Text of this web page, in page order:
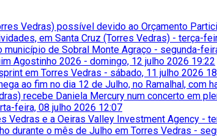
Vedras) possível devido ao Orçamento
em Santa Cruz (Torres Vedras) - terça-
município de Sobral Monte Agraço - segunda-
Agostinho 2026 - domingo, 12 julho 2026 19:22
em Torres Vedras - sábado, 11 julho 2026
ao fim no dia 12 de Julho, no Ramalhal, com
recebe Daniela Mercury num concerto em
feira, 08 julho 2026 12:07
Vedras e a Oeiras Valley Investment Agency -
durante o mês de Julho em Torres Vedras -